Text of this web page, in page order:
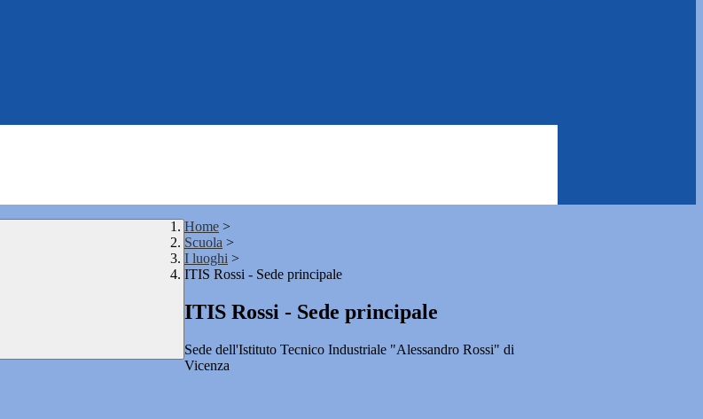
Home >
Scuola >
I luoghi >
ITIS Rossi - Sede principale
ITIS Rossi - Sede principale
Sede dell'Istituto Tecnico Industriale "Alessandro Rossi" di
Vicenza